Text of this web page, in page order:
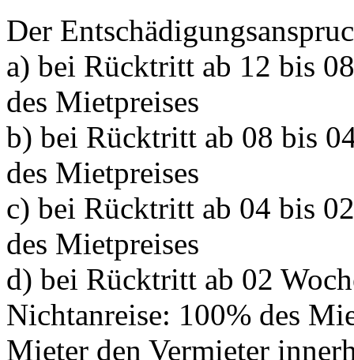
Der
a) bei Rücktritt ab 12 bis
des Mietpreises
b) bei Rücktritt ab 08 bis
des Mietpreises
c) bei Rücktritt ab 04 bis
des Mietpreises
d) bei Rücktritt ab 02
Nichtanreise: 100% des
Mieter den Vermieter